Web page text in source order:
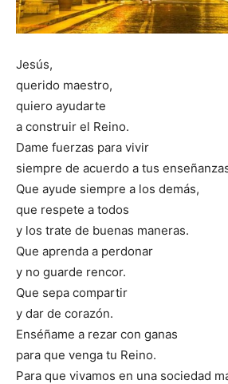
Jesús,
querido maestro,
quiero ayudarte
a construir el Reino.
Dame fuerzas para vivir
siempre de acuerdo a tus
Que ayude siempre a los demás,
que respete a todos
y los trate de buenas maneras.
Que aprenda a perdonar
y no guarde rencor.
Que sepa compartir
y dar de corazón.
Enséñame a rezar con ganas
para que venga tu Reino.
Para que vivamos en una sociedad